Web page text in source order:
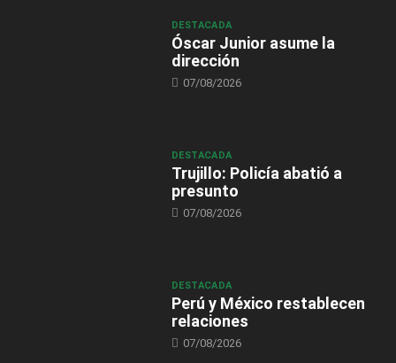
DESTACADA
Óscar Junior asume la
dirección
07/08/2026
DESTACADA
Trujillo: Policía abatió a
presunto
07/08/2026
DESTACADA
Perú y México restablecen
relaciones
07/08/2026